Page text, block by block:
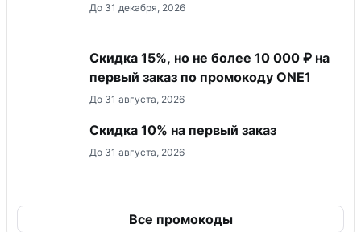
До 31 декабря, 2026
Скидка 15%, но не более 10 000 ₽ на
первый заказ по промокоду ONE1
До 31 августа, 2026
Скидка 10% на первый заказ
До 31 августа, 2026
Все промокоды